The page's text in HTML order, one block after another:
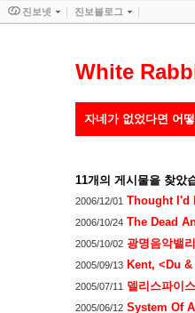
White
자네가 없었다면 어
11개의 게시물을 찾았
2006/12/01 Thought I'd
2006/10/24 The Dead
2005/10/02 광명음악밸
2005/09/13 Kent, <Du
2005/07/11 델리스파이
2005/06/12 System Of
진보넷 진보블로그